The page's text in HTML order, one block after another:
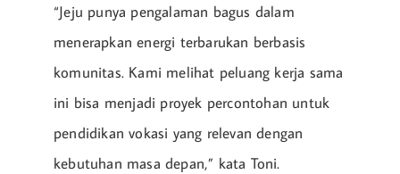
“Jeju punya pengalaman bagus dalam
menerapkan energi terbarukan berbasis
komunitas. Kami melihat peluang kerja sama
ini bisa menjadi proyek percontohan untuk
pendidikan vokasi yang relevan dengan
kebutuhan masa depan,” kata Toni.